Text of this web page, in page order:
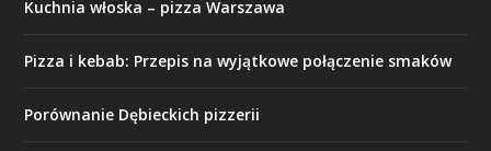
Kuchnia włoska – pizza Warszawa
Pizza i kebab: Przepis na wyjątkowe połączenie smaków
Porównanie Dębieckich pizzerii